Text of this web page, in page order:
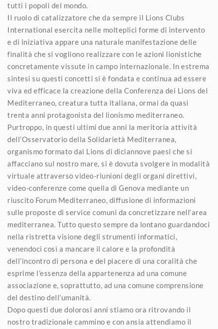
tutti i popoli del mondo.
Il ruolo di catalizzatore che da sempre il Lions Clubs
International esercita nelle molteplici forme di intervento
e di iniziativa appare una naturale manifestazione delle
finalità che si vogliono realizzare con le azioni lionistiche
concretamente vissute in campo internazionale. In estrema
sintesi su questi concetti si è fondata e continua ad essere
viva ed efficace la creazione della Conferenza dei Lions del
Mediterraneo, creatura tutta italiana, ormai da quasi
trenta anni protagonista del lionismo mediterraneo.
Purtroppo, in questi ultimi due anni la meritoria attività
dell’Osservatorio della Solidarietà Mediterranea,
organismo formato dai Lions di diciannove paesi che si
affacciano sul nostro mare, si è dovuta svolgere in modalità
virtuale attraverso video-riunioni degli organi direttivi,
video-conferenze come quella di Genova mediante un
riuscito Forum Mediterraneo, diffusione di informazioni
sulle proposte di service comuni da concretizzare nell‘area
mediterranea. Tutto questo sempre da lontano guardandoci
nella ristretta visione degli strumenti informatici,
venendoci così a mancare il calore e la profondità
dell’incontro di persona e del piacere di una coralità che
esprime l’essenza della appartenenza ad una comune
associazione e, soprattutto, ad una comune comprensione
del destino dell’umanità.
Dopo questi due dolorosi anni stiamo ora ritrovando il
nostro tradizionale cammino e con ansia attendiamo il